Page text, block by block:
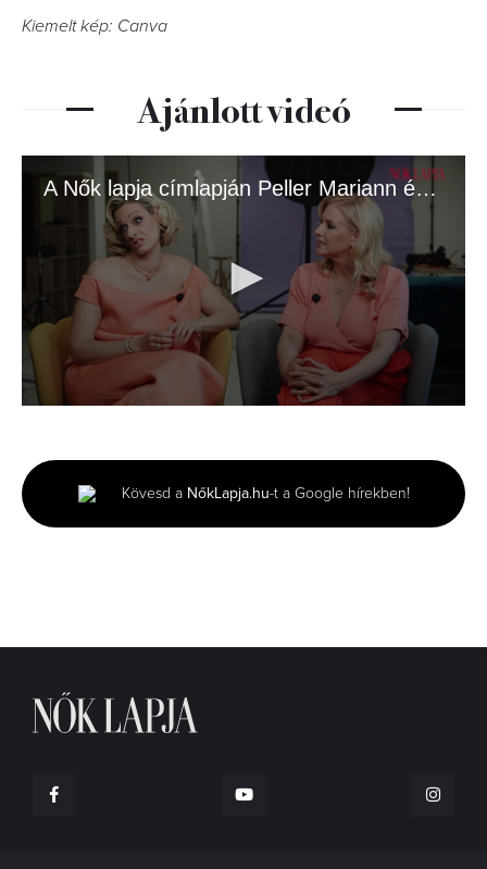
Kiemelt kép: Canva
Ajánlott videó
A Nők lapja címlapján Peller Mariann és Anna!
minutes,
8
seconds
Kövesd a NőkLapja.hu-t a Google hírekben!